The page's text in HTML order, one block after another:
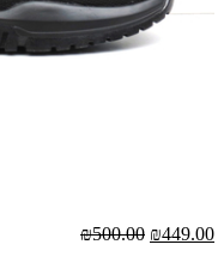
₪449.00
₪500.00